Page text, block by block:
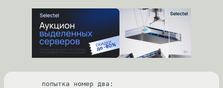
попытка номер два: